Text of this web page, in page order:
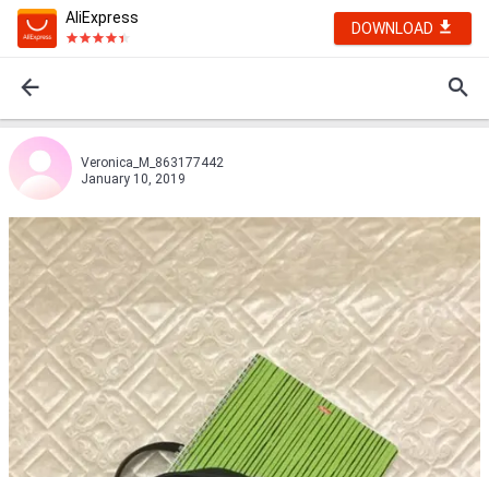
AliExpress
DOWNLOAD
Veronica_M_863177442
January 10, 2019